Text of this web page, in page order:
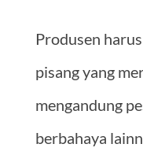
Produsen
pisang yang
mengandung
berbahaya